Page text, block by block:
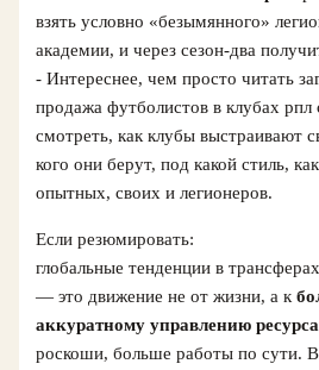
взять условно «безымянного»
академии, и через сезон-два
- Интереснее, чем просто читать
продажа футболистов в клубах
смотреть, как клубы выстраивают
кого они берут, под какой стиль,
опытных, своих и легионеров.
Если резюмировать:
глобальные тенденции в
— это движение не от жизни, а к
аккуратному управлению
роскоши, больше работы по сути. В